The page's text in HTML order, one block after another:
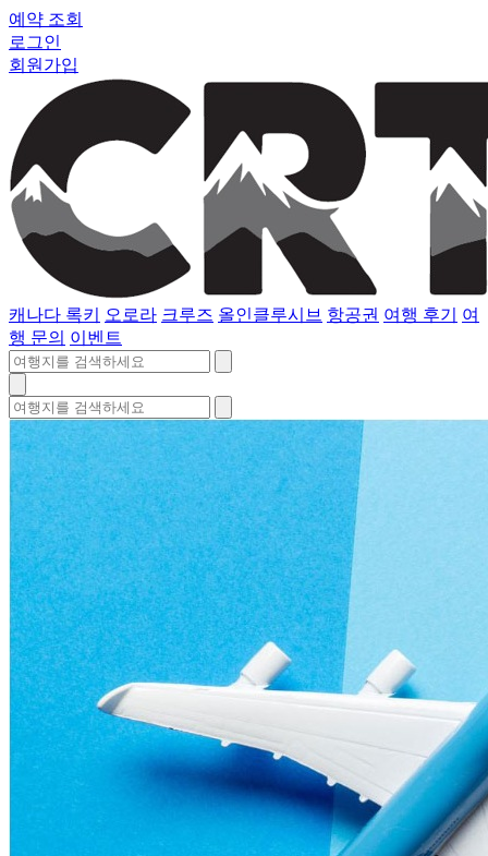
예약 조회
로그인
회원가입
캐나다 록키 오로라 크루즈 올인클루시브 항공권 여행 후기
여
행 문의 이벤트